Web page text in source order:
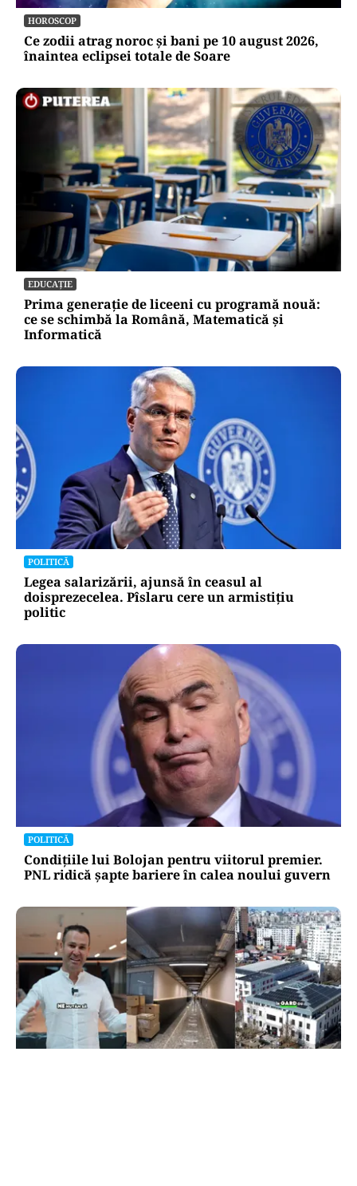
HOROSCOP
Ce zodii atrag noroc și bani pe 10 august 2026,
înaintea eclipsei totale de Soare
EDUCAȚIE
Prima generație de liceeni cu programă nouă:
ce se schimbă la Română, Matematică și
Informatică
POLITICĂ
Legea salarizării, ajunsă în ceasul al
doisprezecelea. Pîslaru cere un armistițiu
politic
POLITICĂ
Condițiile lui Bolojan pentru viitorul premier.
PNL ridică șapte bariere în calea noului guvern